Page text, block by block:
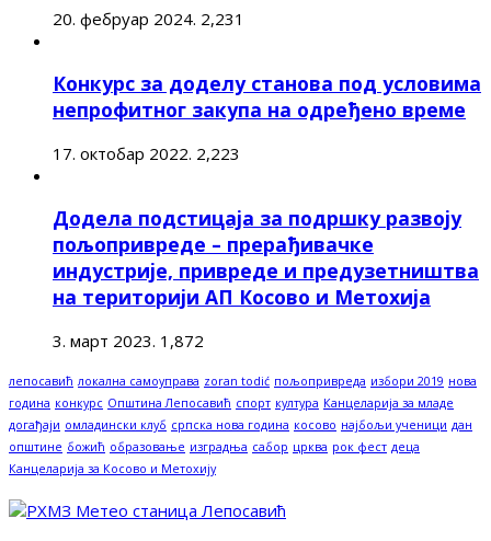
20. фебруар 2024. 2,231
Конкурс за доделу станова под условима
непрофитног закупа на одређено време
17. октобар 2022. 2,223
Додела подстицаја за подршку развоју
пољопривреде – прерађивачке
индустрије, привреде и предузетништва
на територији АП Косово и Метохија
3. март 2023. 1,872
лепосавић локална самоуправа zoran todić пољопривреда избори 2019 нова
година конкурс Општина Лепосавић спорт култура Канцеларија за младе
догађаји омладински клуб српска нова година косово најбољи ученици дан
општине божић образовање изградња сабор црква рок фест деца
Канцеларија за Косово и Метохију